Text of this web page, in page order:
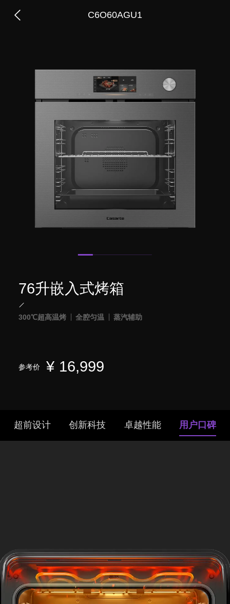
C6O60AGU1
76升嵌入式烤箱
300℃超高温烤 全腔匀温 蒸汽辅助
参考价 ¥ 16,999
超前设计 创新科技 卓越性能 用户口碑